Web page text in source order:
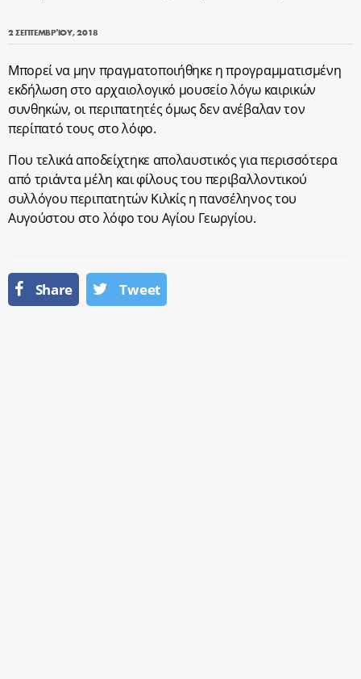
2 ΣΕΠΤΕΜΒΡΊΟΥ, 2018
Μπορεί να μην πραγματοποιήθηκε η προγραμματισμένη
εκδήλωση στο αρχαιολογικό μουσείο λόγω καιρικών
συνθηκών, οι περιπατητές όμως δεν ανέβαλαν τον
περίπατό τους στο λόφο.
Που τελικά αποδείχτηκε απολαυστικός για περισσότερα
από τριάντα μέλη και φίλους του περιβαλλοντικού
συλλόγου περιπατητών Κιλκίς η πανσέληνος του
Αυγούστου στο λόφο του Αγίου Γεωργίου.
Share Tweet